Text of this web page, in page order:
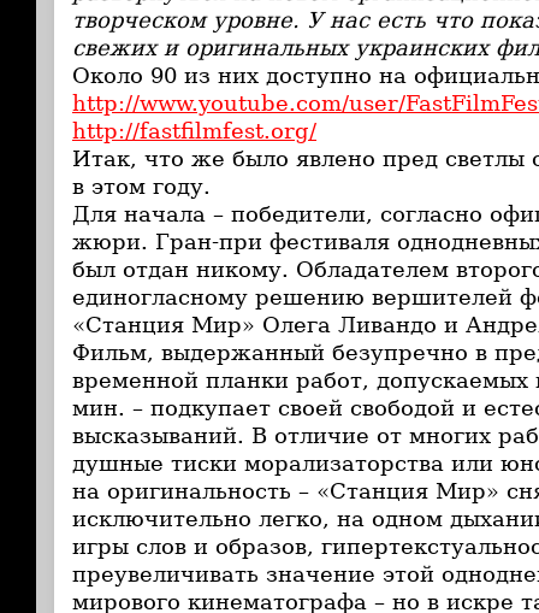
творческом уровне. У нас есть что
свежих и оригинальных украинских
Около 90 из них доступно на
http://www.youtube.com/user/
http://fastfilmfest.org/
Итак, что же было явлено пред
в этом году.
Для начала – победители, согласно
жюри. Гран-при фестиваля
был отдан никому. Обладателем
единогласному решению вершителей
«Станция Мир» Олега Ливандо и
Фильм, выдержанный безупречно в
временной планки работ, допускаемых
мин. – подкупает своей свободой и
высказываний. В отличие от многих
душные тиски морализаторства или
на оригинальность – «Станция Мир»
исключительно легко, на одном
игры слов и образов,
преувеличивать значение этой
мирового кинематографа – но в искре